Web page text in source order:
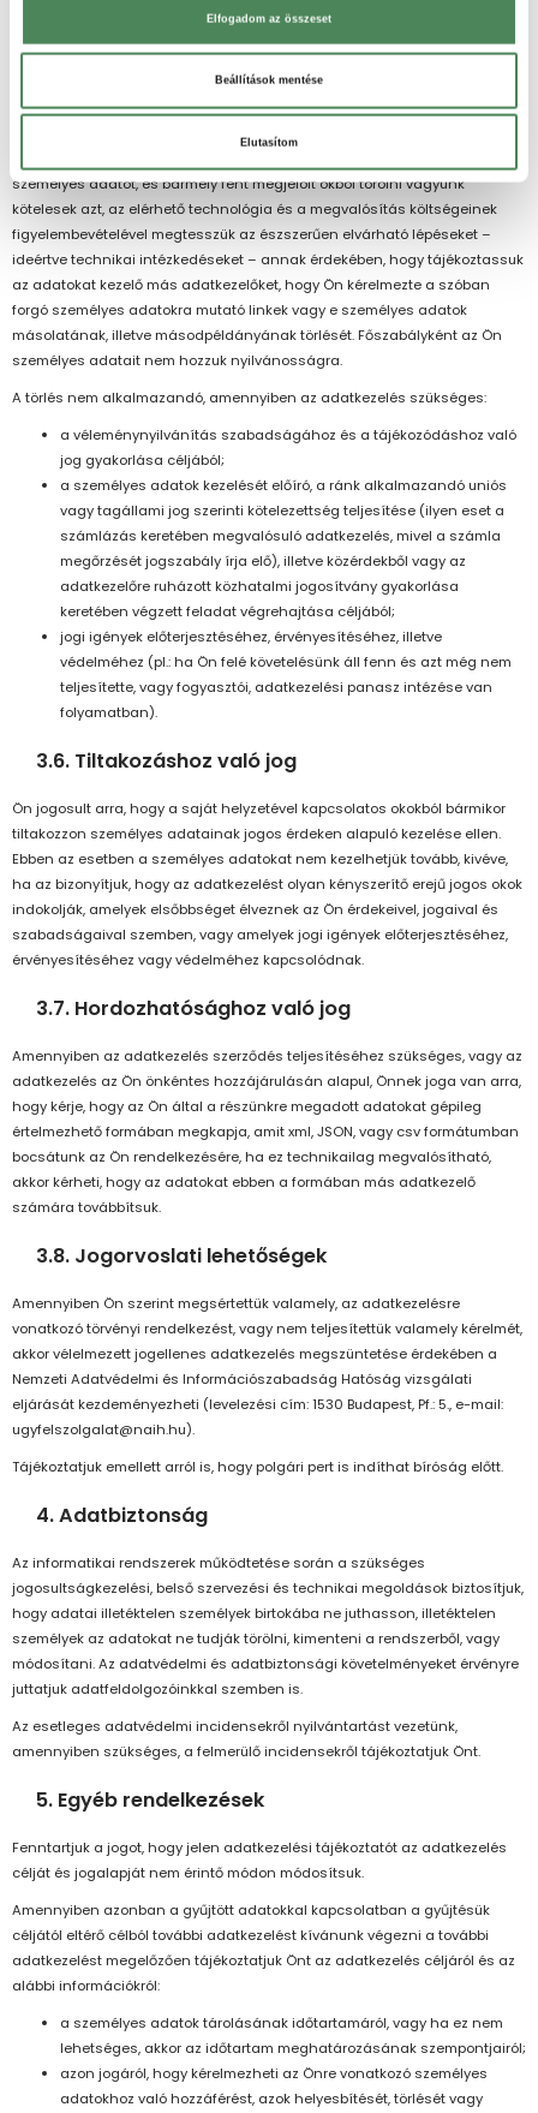
Elfogadom az összeset
Beállítások mentése
Elutasítom
a személyes adatokat jogellenesen kezeltük és ez a panasz
alapján megállapítást nyert,
jogban előírt jogi kötelezettség teljesítéséhez törölni kell.
személyes adatot, és bármely fent megjelölt okból törölni vagyunk
kötelesek azt, az elérhető technológia és a megvalósítás költségeinek
figyelembevételével megtesszük az észszerűen elvárható lépéseket –
ideértve technikai intézkedéseket – annak érdekében, hogy tájékoztassuk
az adatokat kezelő más adatkezelőket, hogy Ön kérelmezte a szóban
forgó személyes adatokra mutató linkek vagy e személyes adatok
másolatának, illetve másodpéldányának törlését. Főszabályként az Ön
személyes adatait nem hozzuk nyilvánosságra.
A törlés nem alkalmazandó, amennyiben az adatkezelés szükséges:
a véleménynyilvánítás szabadságához és a tájékozódáshoz való
jog gyakorlása céljából;
a személyes adatok kezelését előíró, a ránk alkalmazandó uniós
vagy tagállami jog szerinti kötelezettség teljesítése (ilyen eset a
számlázás keretében megvalósuló adatkezelés, mivel a számla
megőrzését jogszabály írja elő), illetve közérdekből vagy az
adatkezelőre ruházott közhatalmi jogosítvány gyakorlása
keretében végzett feladat végrehajtása céljából;
jogi igények előterjesztéséhez, érvényesítéséhez, illetve
védelméhez (pl.: ha Ön felé követelésünk áll fenn és azt még nem
teljesítette, vagy fogyasztói, adatkezelési panasz intézése van
folyamatban).
3.6. Tiltakozáshoz való jog
Ön jogosult arra, hogy a saját helyzetével kapcsolatos okokból bármikor
tiltakozzon személyes adatainak jogos érdeken alapuló kezelése ellen.
Ebben az esetben a személyes adatokat nem kezelhetjük tovább, kivéve,
ha az bizonyítjuk, hogy az adatkezelést olyan kényszerítő erejű jogos okok
indokolják, amelyek elsőbbséget élveznek az Ön érdekeivel, jogaival és
szabadságaival szemben, vagy amelyek jogi igények előterjesztéséhez,
érvényesítéséhez vagy védelméhez kapcsolódnak.
3.7. Hordozhatósághoz való jog
Amennyiben az adatkezelés szerződés teljesítéséhez szükséges, vagy az
adatkezelés az Ön önkéntes hozzájárulásán alapul, Önnek joga van arra,
hogy kérje, hogy az Ön által a részünkre megadott adatokat gépileg
értelmezhető formában megkapja, amit xml, JSON, vagy csv formátumban
bocsátunk az Ön rendelkezésére, ha ez technikailag megvalósítható,
akkor kérheti, hogy az adatokat ebben a formában más adatkezelő
számára továbbítsuk.
3.8. Jogorvoslati lehetőségek
Amennyiben Ön szerint megsértettük valamely, az adatkezelésre
vonatkozó törvényi rendelkezést, vagy nem teljesítettük valamely kérelmét,
akkor vélelmezett jogellenes adatkezelés megszüntetése érdekében a
Nemzeti Adatvédelmi és Információszabadság Hatóság vizsgálati
eljárását kezdeményezheti (levelezési cím: 1530 Budapest, Pf.: 5., e-mail:
ugyfelszolgalat@naih.hu).
Tájékoztatjuk emellett arról is, hogy polgári pert is indíthat bíróság előtt.
4. Adatbiztonság
Az informatikai rendszerek működtetése során a szükséges
jogosultságkezelési, belső szervezési és technikai megoldások biztosítjuk,
hogy adatai illetéktelen személyek birtokába ne juthasson, illetéktelen
személyek az adatokat ne tudják törölni, kimenteni a rendszerből, vagy
módosítani. Az adatvédelmi és adatbiztonsági követelményeket érvényre
juttatjuk adatfeldolgozóinkkal szemben is.
Az esetleges adatvédelmi incidensekről nyilvántartást vezetünk,
amennyiben szükséges, a felmerülő incidensekről tájékoztatjuk Önt.
5. Egyéb rendelkezések
Fenntartjuk a jogot, hogy jelen adatkezelési tájékoztatót az adatkezelés
célját és jogalapját nem érintő módon módosítsuk.
Amennyiben azonban a gyűjtött adatokkal kapcsolatban a gyűjtésük
céljától eltérő célból további adatkezelést kívánunk végezni a további
adatkezelést megelőzően tájékoztatjuk Önt az adatkezelés céljáról és az
alábbi információkról:
a személyes adatok tárolásának időtartamáról, vagy ha ez nem
lehetséges, akkor az időtartam meghatározásának szempontjairól;
azon jogáról, hogy kérelmezheti az Önre vonatkozó személyes
adatokhoz való hozzáférést, azok helyesbítését, törlését vagy